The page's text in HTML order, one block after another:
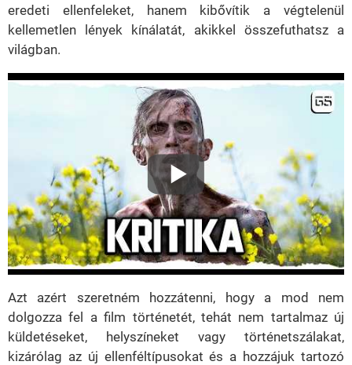
eredeti ellenfeleket, hanem kibővítik a végtelenül
kellemetlen lények kínálatát, akikkel összefuthatsz a
világban.
Azt azért szeretném hozzátenni, hogy a mod nem
dolgozza fel a film történetét, tehát nem tartalmaz új
küldetéseket, helyszíneket vagy történetszálakat,
kizárólag az új ellenféltípusokat és a hozzájuk tartozó